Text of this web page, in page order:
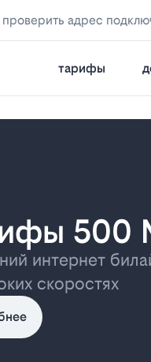
проверить адрес
тарифы
500
интернет
скоростях